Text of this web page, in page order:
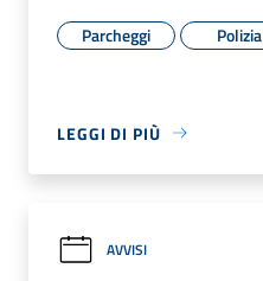
Parcheggi Polizia
LEGGI DI PIÙ
AVVISI